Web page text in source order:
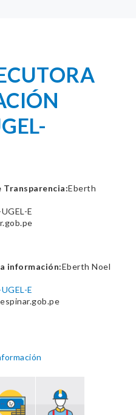
Transparencia:Eberth
E
información:Eberth Noel
E